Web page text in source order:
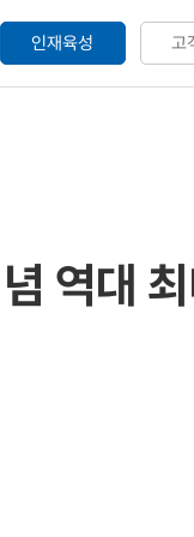
S 서비스
인재육성 고
역대 최